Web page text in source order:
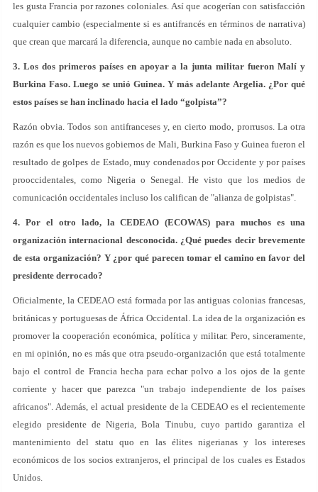
les gusta Francia por razones coloniales. Así que acogerían con satisfacción
cualquier cambio (especialmente si es antifrancés en términos de narrativa)
que crean que marcará la diferencia, aunque no cambie nada en absoluto.
3. Los dos primeros países en apoyar a la junta militar fueron Malí y
Burkina Faso. Luego se unió Guinea. Y más adelante Argelia. ¿Por qué
estos países se han inclinado hacia el lado “golpista”?
Razón obvia. Todos son antifranceses y, en cierto modo, prorrusos. La otra
razón es que los nuevos gobiernos de Mali, Burkina Faso y Guinea fueron el
resultado de golpes de Estado, muy condenados por Occidente y por países
prooccidentales, como Nigeria o Senegal. He visto que los medios de
comunicación occidentales incluso los califican de "alianza de golpistas".
4. Por el otro lado, la CEDEAO (ECOWAS) para muchos es una
organización internacional desconocida. ¿Qué puedes decir brevemente
de esta organización? Y ¿por qué parecen tomar el camino en favor del
presidente derrocado?
Oficialmente, la CEDEAO está formada por las antiguas colonias francesas,
británicas y portuguesas de África Occidental. La idea de la organización es
promover la cooperación económica, política y militar. Pero, sinceramente,
en mi opinión, no es más que otra pseudo-organización que está totalmente
bajo el control de Francia hecha para echar polvo a los ojos de la gente
corriente y hacer que parezca "un trabajo independiente de los países
africanos". Además, el actual presidente de la CEDEAO es el recientemente
elegido presidente de Nigeria, Bola Tinubu, cuyo partido garantiza el
mantenimiento del statu quo en las élites nigerianas y los intereses
económicos de los socios extranjeros, el principal de los cuales es Estados
Unidos.